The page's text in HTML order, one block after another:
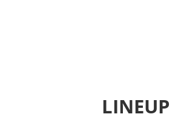
LINEUP